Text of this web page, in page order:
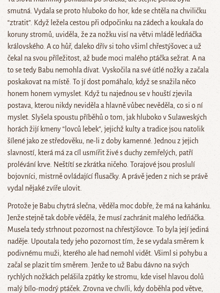
smutná. Vydala se proto hluboko do hor, kde se chtěla na chviličku
“ztratit”. Když ležela cestou při odpočinku na zádech a koukala do
koruny stromů, uviděla, že za nožku visí na větvi mládě ledňáčka
královského. A co hůř, daleko dřív si toho všiml chřestýšovec a už
čekal na svou příležitost, až bude moci malého ptáčka sežrat. A na
to se tedy Babu nemohla dívat. Vyskočila na své útlé nožky a začala
poskakovat na místě. To jí dost pomáhalo, když se snažila něco
honem honem vymyslet. Když tu najednou se v houští zjevila
postava, kterou nikdy neviděla a hlavně vůbec nevěděla, co si o ní
myslet. Slyšela spoustu příběhů o tom, jak hluboko v Sulaweských
horách žijí kmeny “lovců lebek”, jejichž kulty a tradice jsou natolik
šílené jako ze středověku, ne-li z doby kamenné. Jednou z jejich
slavností, která má za cíl usmířit živé s duchy zemřelých, patří
prolévání krve. Neštítí se zkrátka ničeho. Torajové jsou proslulí
bojovníci, mistrně ovládající flusačky. A právě jeden z nich se právě
vydal nějaké zvíře ulovit.
Protože je Babu chytrá slečna, věděla moc dobře, že má na kahánku.
Jenže stejně tak dobře věděla, že musí zachránit malého ledňáčka.
Musela tedy strhnout pozornost na chřestýšovce. To byla její jediná
naděje. Upoutala tedy jeho pozornost tím, že se vydala směrem k
podivnému muži, kterého ale had nemohl vidět. Všiml si pohybu a
začal se plazit tím směrem. Jenže to už Babu dávno na svých
rychlých nožkách pelášila zpátky ke stromu, kde visel hlavou dolů
malý bílo-modrý ptáček. Zrovna ve chvíli, kdy doběhla pod větve,